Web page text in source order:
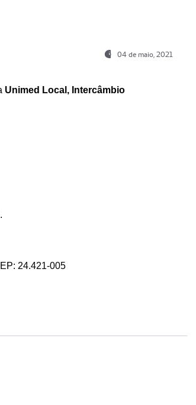
04 de maio, 2021
Unimed Local, Intercâmbio
24.421-005